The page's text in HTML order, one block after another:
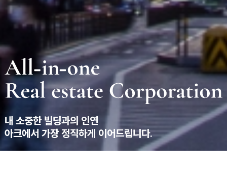
내 소중한 빌딩과의 인연
아크에서 가장 정직하게 이어드립니다.